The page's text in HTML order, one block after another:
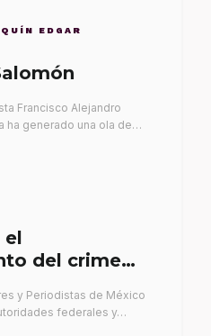
EDGAR
Francisco Alejandro
ha generado una ola de…
el
del crimen
y Periodistas de México
federales y…